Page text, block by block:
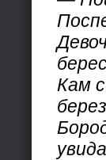
Кам